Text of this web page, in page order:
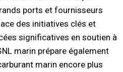
ports et fournisseurs
des initiatives clés et
significatives en soutien à
marin prépare également
marin encore plus